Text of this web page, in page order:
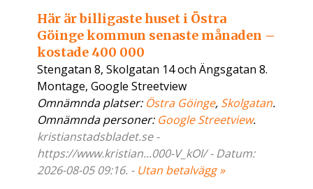
Här är billigaste huset i Östra
Göinge kommun senaste månaden –
kostade 400 000
Stengatan 8, Skolgatan 14 och Ängsgatan 8.
Montage, Google Streetview
Omnämnda platser: Östra Göinge, Skolgatan.
Omnämnda personer: Google Streetview.
kristianstadsbladet.se -
https://www.kristian...000-V_kOI/ - Datum:
2026-08-05 09:16. - Utan betalvägg »